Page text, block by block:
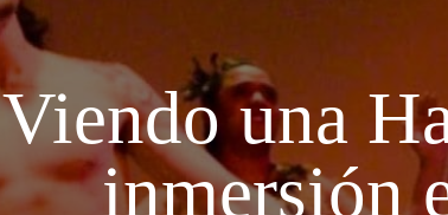
Viendo una
inmersión